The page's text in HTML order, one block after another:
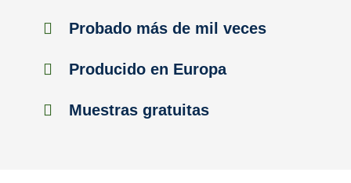
Probado más de mil veces
Producido en Europa
Muestras gratuitas